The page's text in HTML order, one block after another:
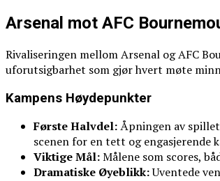
Arsenal mot AFC
Rivaliseringen mellom Arsenal og AFC
uforutsigbarhet som gjør hvert møte
Kampens Høydepunkter
Første Halvdel:Åpningen av
scenen for en tett og engasjerende
Viktige Mål:Målene som scores,
Dramatiske Øyeblikk:Uventede